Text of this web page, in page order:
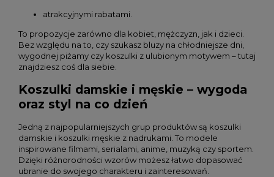
atrakcyjnymi rabatami.
To propozycje zarówno dla kobiet, mężczyzn, jak i dzieci.
Bez względu na to, czy szukasz bluzy na chłodniejsze dni,
wygodnej piżamy czy koszulki z ulubionym motywem – tutaj
znajdziesz coś dla siebie.
Koszulki damskie i męskie – wygoda
oraz styl na co dzień
Jedną z najpopularniejszych grup produktów są koszulki
damskie i koszulki męskie z nadrukami. To modele
inspirowane filmami, serialami, anime, muzyką czy sportem.
Dzięki różnorodności wzorów możesz łatwo dopasować
ubranie do swojego charakteru i zainteresowań.